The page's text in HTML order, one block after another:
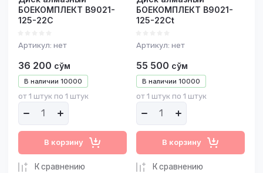
БОЕКОМПЛЕКТ B9021-
125-22C
Артикул: нет
В наличии 10000
36 200 сўм
от 1 штук по 1 штук
В корзину
К сравнению
БОЕКОМПЛЕКТ B9021-
125-22Ct
Артикул: нет
В наличии 10000
55 500 сўм
от 1 штук по 1 штук
В корзину
К сравнению